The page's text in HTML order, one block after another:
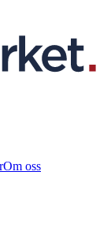
Om oss